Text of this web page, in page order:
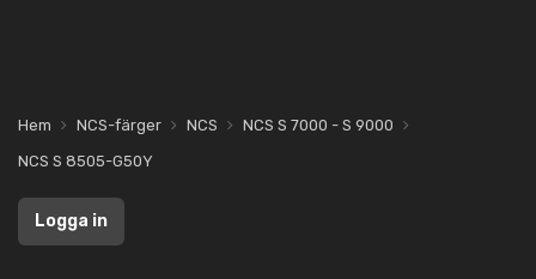
Hem NCS-färger NCS
NCS S 7000 - S 9000
NCS S 8505-G50Y
Logga in